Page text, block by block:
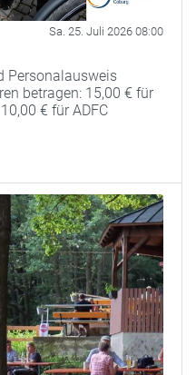
Sa. 25. Juli 2026 08:00
Personalausweis
betragen: 15,00 € für
€ für ADFC